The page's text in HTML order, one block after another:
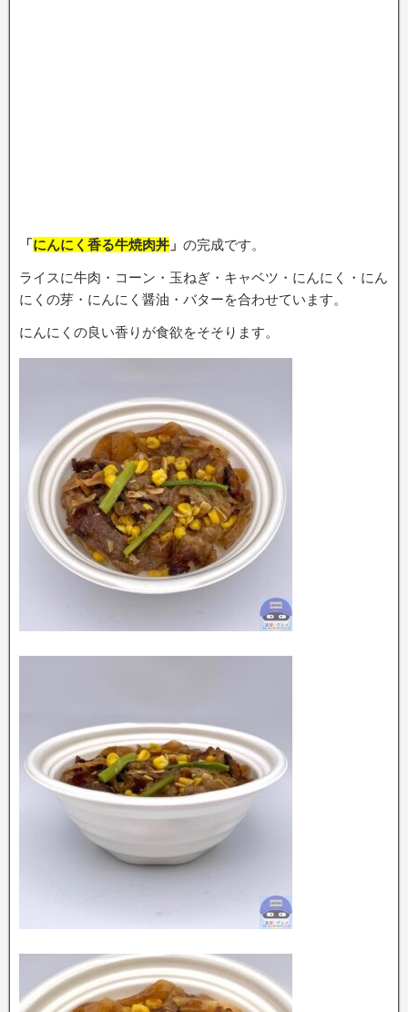
「にんにく香る牛焼肉丼 」 の完成です。
ライスに牛肉・コーン・玉ねぎ・キャベツ・にんにく・にん
にくの芽・にんにく醤油・バターを合わせています。
にんにくの良い香りが食欲をそそります。